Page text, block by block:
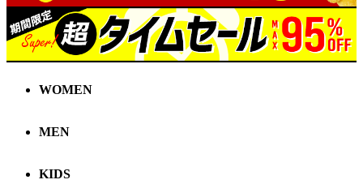
WOMEN
MEN
KIDS